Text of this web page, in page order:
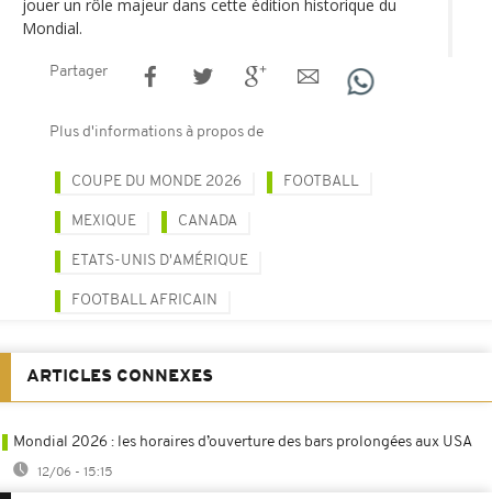
jouer un rôle majeur dans cette édition historique du
Mondial.
Partager
Plus d'informations à propos de
COUPE DU MONDE 2026 FOOTBALL
MEXIQUE CANADA
ETATS-UNIS D'AMÉRIQUE
FOOTBALL AFRICAIN
ARTICLES CONNEXES
Mondial 2026 : les horaires d’ouverture des bars prolongées aux USA
12/06 - 15:15